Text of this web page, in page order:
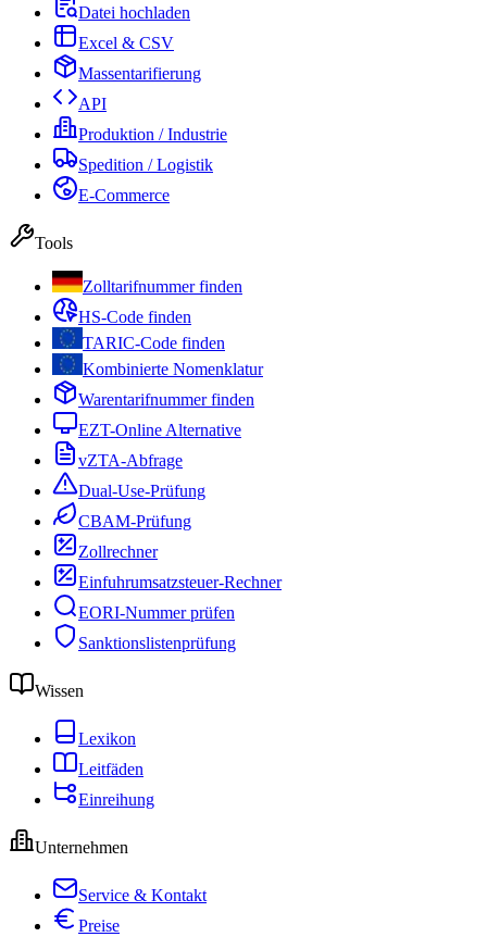
Datei hochladen
Excel & CSV
Massentarifierung
API
Produktion / Industrie
Spedition / Logistik
E-Commerce
Tools
Zolltarifnummer finden
HS-Code finden
TARIC-Code finden
Kombinierte Nomenklatur
Warentarifnummer finden
EZT-Online Alternative
vZTA-Abfrage
Dual-Use-Prüfung
CBAM-Prüfung
Zollrechner
Einfuhrumsatzsteuer-Rechner
EORI-Nummer prüfen
Sanktionslistenprüfung
Wissen
Lexikon
Leitfäden
Einreihung
Unternehmen
Service & Kontakt
Preise